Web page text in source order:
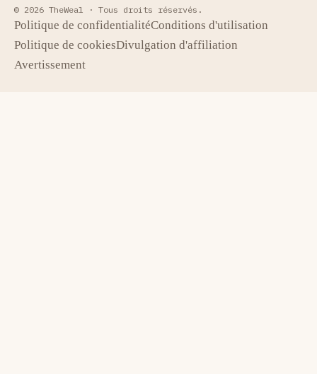
© 2026 TheWeal · Tous droits réservés.
Politique de confidentialitéConditions d'utilisation
Politique de cookiesDivulgation d'affiliation
Avertissement